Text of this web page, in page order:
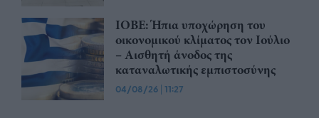
ΙΟΒΕ: Ήπια υποχώρηση του
οικονομικού κλίματος τον Ιούλιο
– Αισθητή άνοδος της
καταναλωτικής εμπιστοσύνης
04/08/26 | 11:27